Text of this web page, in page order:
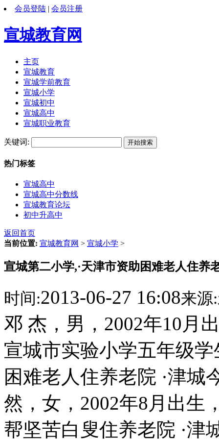
会员登陆 | 会员注册
宣城教育网
主页
宣城教育
宣城学前教育
宣城小学
宣城初中
宣城高中
宣城职业教育
关键词:
热门标签
宣城高中
宣城高中分数线
宣城教育论坛
初中升高中
返回首页
当前位置: 宣城教育网 > 宣城小学 >
宣城第二小学,·天津市资助困难老人住养
时间:2013-06-27 16:08来源:
邓 杰，男，2002年10月
宣城市实验小学五年级
困难老人住养老院 ·津城
然，女，2002年8月出生
帮坚苦白叟住养老院 ·津